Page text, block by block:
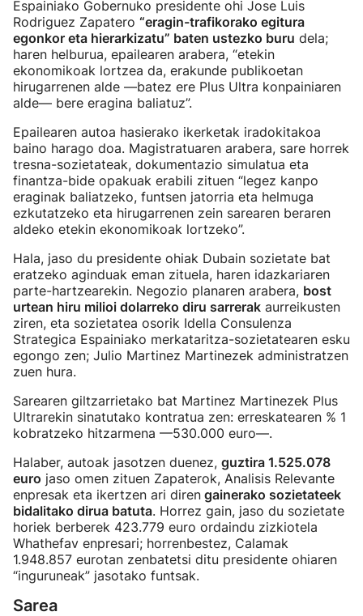
Espainiako Gobernuko presidente ohi Jose Luis
Rodriguez Zapatero “eragin-trafikorako egitura
egonkor eta hierarkizatu” baten ustezko buru dela;
haren helburua, epailearen arabera, “etekin
ekonomikoak lortzea da, erakunde publikoetan
hirugarrenen alde —batez ere Plus Ultra konpainiaren
alde— bere eragina baliatuz”.
Epailearen autoa hasierako ikerketak iradokitakoa
baino harago doa. Magistratuaren arabera, sare horrek
tresna-sozietateak, dokumentazio simulatua eta
finantza-bide opakuak erabili zituen “legez kanpo
eraginak baliatzeko, funtsen jatorria eta helmuga
ezkutatzeko eta hirugarrenen zein sarearen beraren
aldeko etekin ekonomikoak lortzeko”.
Hala, jaso du presidente ohiak Dubain sozietate bat
eratzeko aginduak eman zituela, haren idazkariaren
parte-hartzearekin. Negozio planaren arabera, bost
urtean hiru milioi dolarreko diru sarrerak aurreikusten
ziren, eta sozietatea osorik Idella Consulenza
Strategica Espainiako merkataritza-sozietatearen esku
egongo zen; Julio Martinez Martinezek administratzen
zuen hura.
Sarearen giltzarrietako bat Martinez Martinezek Plus
Ultrarekin sinatutako kontratua zen: erreskatearen % 1
kobratzeko hitzarmena —530.000 euro—.
Halaber, autoak jasotzen duenez, guztira 1.525.078
euro jaso omen zituen Zapaterok, Analisis Relevante
enpresak eta ikertzen ari diren gainerako sozietateek
bidalitako dirua batuta. Horrez gain, jaso du sozietate
horiek berberek 423.779 euro ordaindu zizkiotela
Whathefav enpresari; horrenbestez, Calamak
1.948.857 eurotan zenbatetsi ditu presidente ohiaren
“inguruneak” jasotako funtsak.
Sarea